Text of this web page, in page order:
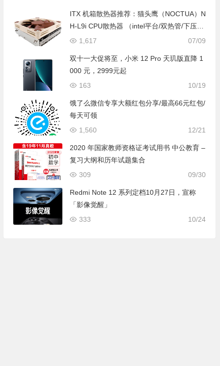
ITX 机箱散热器推荐：猫头鹰（NOCTUA）N
H-L9i CPU散热器 （intel平台/双热管/下压式/
37mm ITX 薄款散热器）
07/09
1,617
双十一大促将至，小米 12 Pro 天玑版直降 1
000 元，2999元起
10/19
163
饿了么微信专享大额红包分享/最高66元红包/
每天可领
12/21
1,560
2020 年国家教师资格证考试用书 中公教育 –
复习大纲和历年试题集合
09/30
309
Redmi Note 12 系列定档10月27日，宣称
「影像觉醒」
10/24
333